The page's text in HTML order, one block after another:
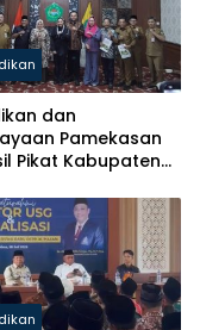
dan
Pamekasan
Pikat Kabupaten